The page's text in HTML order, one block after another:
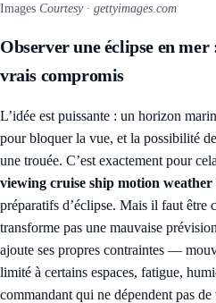
Images Courtesy · gettyimages.com
Observer une éclipse en
vrais compromis
L’idée est puissante : un horizon
pour bloquer la vue, et la possibilité
une trouée. C’est exactement pour
viewing cruise ship motion weather
préparatifs d’éclipse. Mais il faut être
transforme pas une mauvaise
ajoute ses propres contraintes —
limité à certains espaces, fatigue,
commandant qui ne dépendent pas